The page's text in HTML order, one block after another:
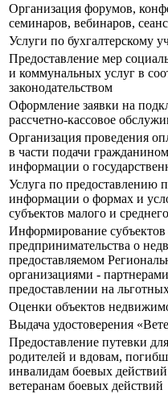
Организация форумов,
семинаров, вебинаров,
Услуги по бухгалтерскому
Предоставление мер
и коммунальных услуг в
законодательством
Оформление заявки на
рассчетно-кассовое
Организация проведения
в части подачи
информации о
Услуга по предоставлению
информации о формах и
субъектов малого и
Информирование субъектов
предпринимательства о
предоставляемом
организациями -
предоставлении на
Оценки объектов
Выдача удостоверения
Предоставление путевки
родителей и вдовам,
инвалидам боевых
ветеранам боевых действий